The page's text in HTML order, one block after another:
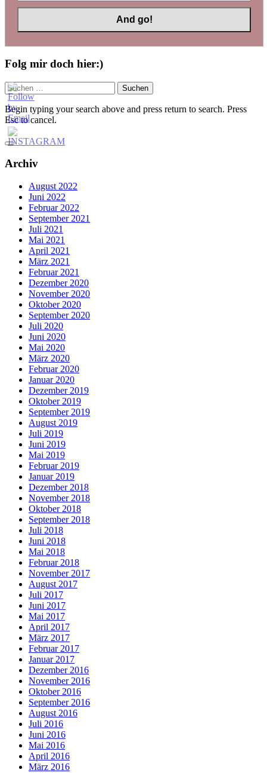
Folg mir doch hier:)
Suchen
nach:
Begin typing your search above and press return to search. Press
Esc to cancel.
Close
Archiv
August 2022
Juni 2022
Februar 2022
September 2021
Juli 2021
Mai 2021
April 2021
März 2021
Februar 2021
Dezember 2020
November 2020
Oktober 2020
September 2020
Juli 2020
Juni 2020
Mai 2020
März 2020
Februar 2020
Januar 2020
Dezember 2019
Oktober 2019
September 2019
August 2019
Juli 2019
Juni 2019
Mai 2019
Februar 2019
Januar 2019
Dezember 2018
November 2018
Oktober 2018
September 2018
Juli 2018
Juni 2018
Mai 2018
Februar 2018
November 2017
August 2017
Juli 2017
Juni 2017
Mai 2017
April 2017
März 2017
Februar 2017
Januar 2017
Dezember 2016
November 2016
Oktober 2016
September 2016
August 2016
Juli 2016
Juni 2016
Mai 2016
April 2016
März 2016